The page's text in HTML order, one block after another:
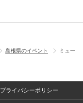
島根県のイベント
ミュー
プライバシーポリシー